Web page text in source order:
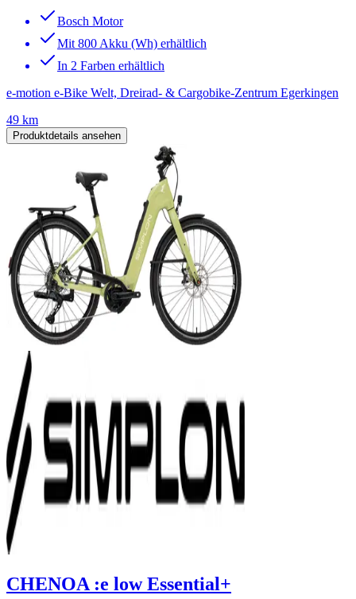
Bosch Motor
Mit 800 Akku (Wh) erhältlich
In 2 Farben erhältlich
e-motion e-Bike Welt, Dreirad- & Cargobike-Zentrum Egerkingen
49 km
Produktdetails ansehen
CHENOA :e low Essential+